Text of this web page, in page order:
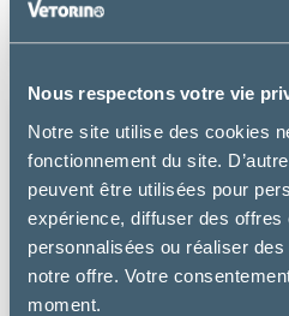
Nous respectons votre vie
Notre site utilise des cookies
fonctionnement du site.
peuvent être utilisées pour
expérience, diffuser des offres
personnalisées ou réaliser
notre offre. Votre
moment.